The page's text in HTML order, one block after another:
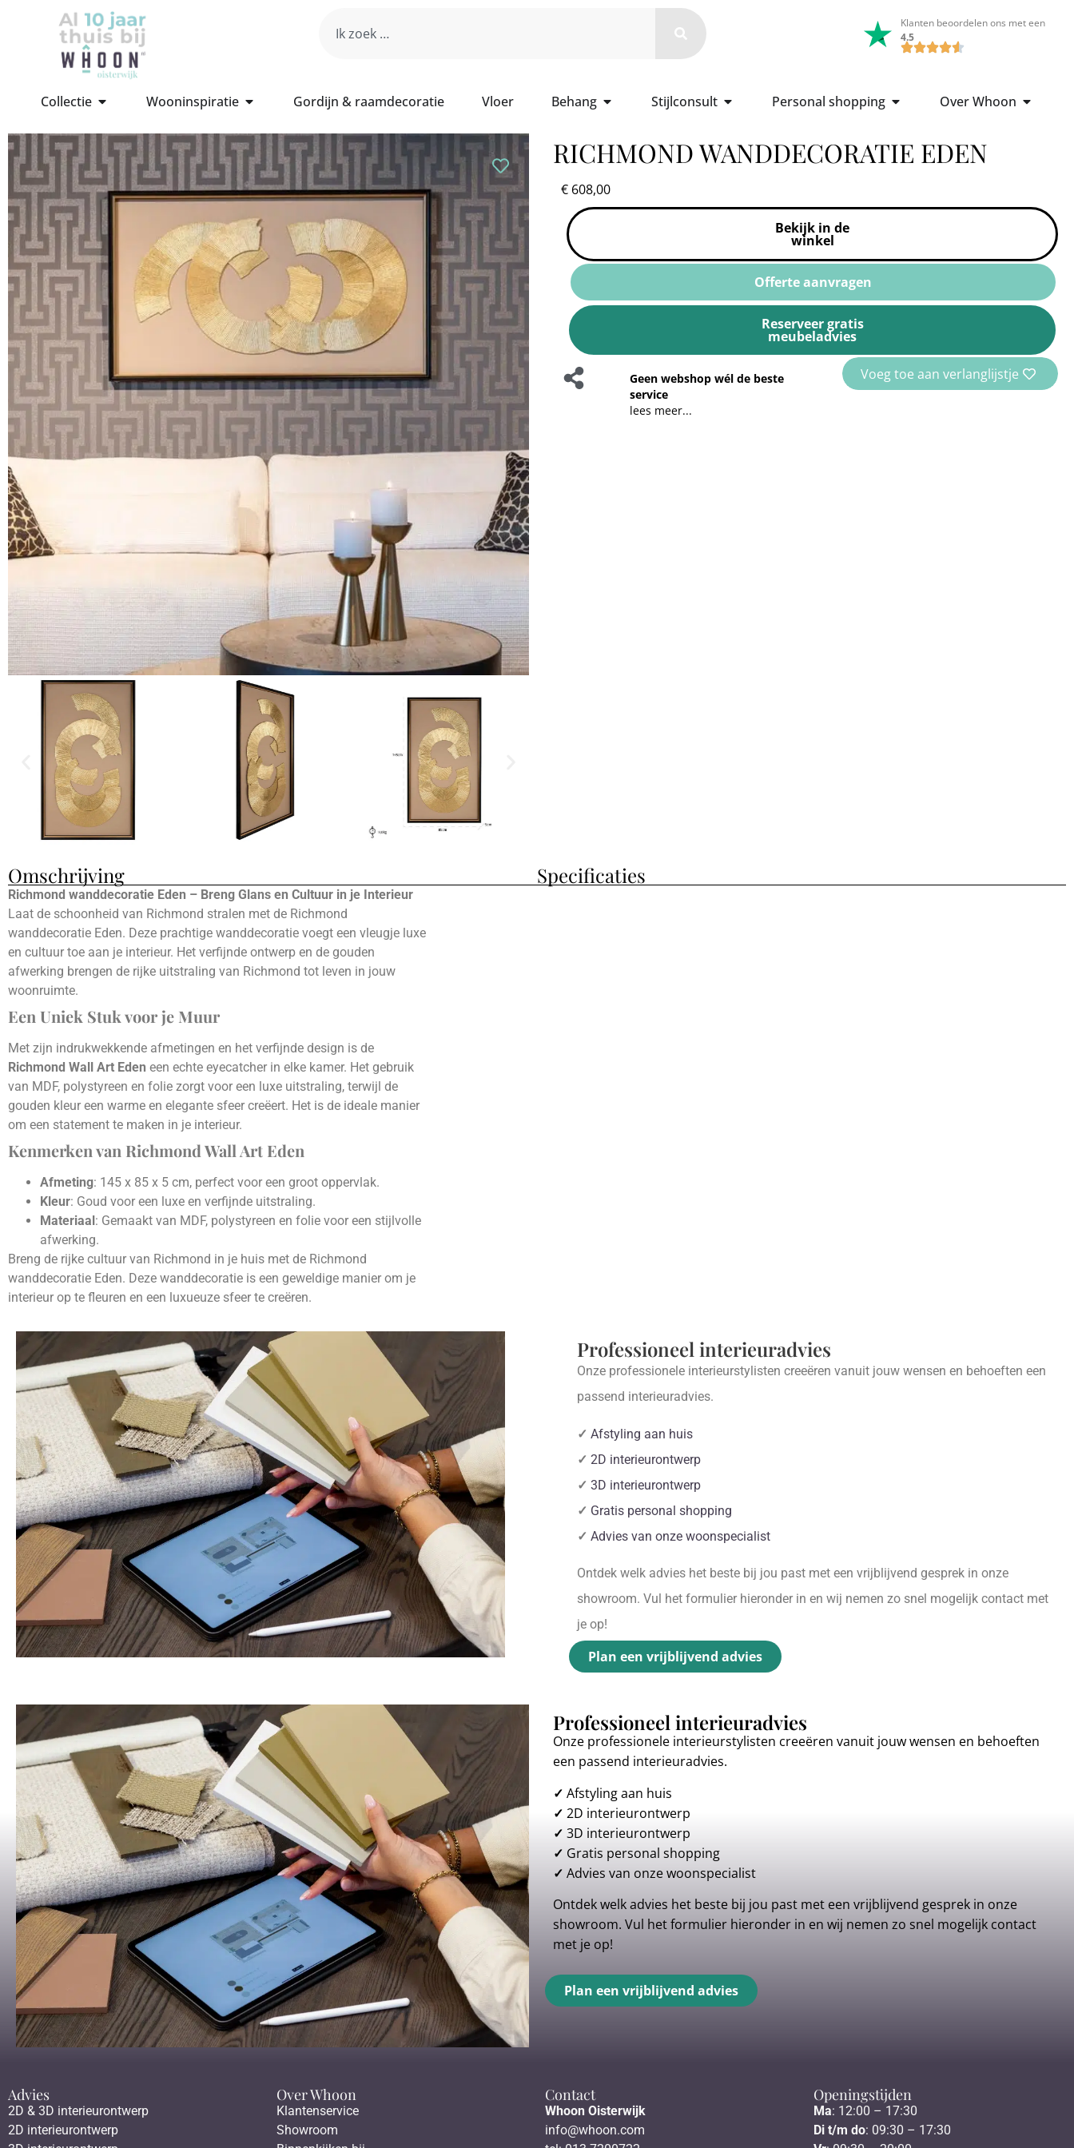
Klanten beoordelen ons met een
4.5
Collectie Wooninspiratie Gordijn & raamdecoratie Vloer Behang Stijlconsult Personal shopping Over Whoon
RICHMOND WANDDECORATIE EDEN
€ 608,00
Bekijk in de
winkel
Offerte aanvragen
Reserveer gratis
meubeladvies
Geen webshop wél de beste
service
lees meer...
Voeg toe aan verlanglijstje
Omschrijving
Richmond wanddecoratie Eden – Breng Glans en Cultuur in je Interieur
Laat de schoonheid van Richmond stralen met de Richmond
wanddecoratie Eden. Deze prachtige wanddecoratie voegt een vleugje luxe
en cultuur toe aan je interieur. Het verfijnde ontwerp en de gouden
afwerking brengen de rijke uitstraling van Richmond tot leven in jouw
woonruimte.
Een Uniek Stuk voor je Muur
Met zijn indrukwekkende afmetingen en het verfijnde design is de
Richmond Wall Art Eden een echte eyecatcher in elke kamer. Het gebruik
van MDF, polystyreen en folie zorgt voor een luxe uitstraling, terwijl de
gouden kleur een warme en elegante sfeer creëert. Het is de ideale manier
om een statement te maken in je interieur.
Kenmerken van Richmond Wall Art Eden
Afmeting: 145 x 85 x 5 cm, perfect voor een groot oppervlak.
Kleur: Goud voor een luxe en verfijnde uitstraling.
Materiaal : Gemaakt van MDF, polystyreen en folie voor een stijlvolle
afwerking.
Breng de rijke cultuur van Richmond in je huis met de Richmond
wanddecoratie Eden. Deze wanddecoratie is een geweldige manier om je
interieur op te fleuren en een luxueuze sfeer te creëren.
Specificaties
Professioneel interieuradvies
Onze professionele interieurstylisten creeëren vanuit jouw wensen en behoeften een
passend interieuradvies.
✓ Afstyling aan huis
✓ 2D interieurontwerp
✓ 3D interieurontwerp
✓ Gratis personal shopping
✓ Advies van onze woonspecialist
Ontdek welk advies het beste bij jou past met een vrijblijvend gesprek in onze
showroom. Vul het formulier hieronder in en wij nemen zo snel mogelijk contact met
je op!
Plan een vrijblijvend advies
Professioneel interieuradvies
Onze professionele interieurstylisten creeëren vanuit jouw wensen en behoeften
een passend interieuradvies.
✓ Afstyling aan huis
✓ 2D interieurontwerp
✓ 3D interieurontwerp
✓ Gratis personal shopping
✓ Advies van onze woonspecialist
Ontdek welk advies het beste bij jou past met een vrijblijvend gesprek in onze
showroom. Vul het formulier hieronder in en wij nemen zo snel mogelijk contact
met je op!
Plan een vrijblijvend advies
Advies
2D & 3D interieurontwerp
2D interieurontwerp
Over Whoon
Klantenservice
Showroom
Contact
Whoon Oisterwijk
info@whoon.com
Openingstijden
Ma: 12:00 – 17:30
Di t/m do: 09:30 – 17:30